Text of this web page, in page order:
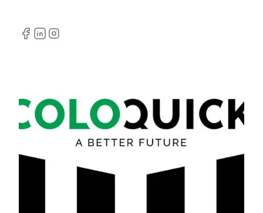
Facebook
LinkedIn
Instagram